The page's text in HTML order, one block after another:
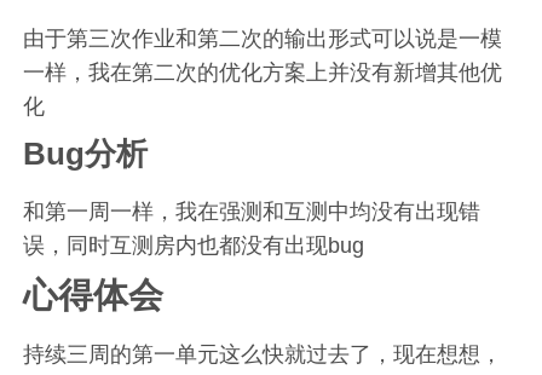
由于第三次作业和第二次的输出形式可以说是一模
一样，我在第二次的优化方案上并没有新增其他优
化
Bug分析
和第一周一样，我在强测和互测中均没有出现错
误，同时互测房内也都没有出现bug
心得体会
持续三周的第一单元这么快就过去了，现在想想，